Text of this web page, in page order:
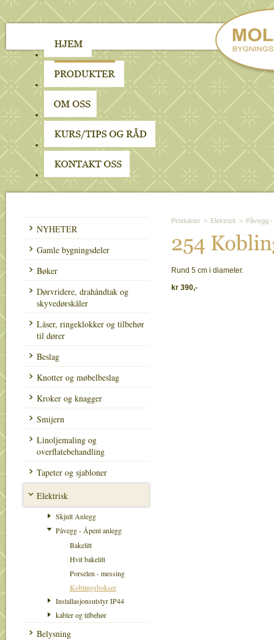
NYHETER
Gamle bygningsdeler
Bøker
Dørvridere, drahåndtak og
skyvedørskåler
Låser, ringeklokker og tilbehør
til dører
Beslag
Knotter og møbelbeslag
Kroker og knagger
Smijern
Linoljemaling og
overflatebehandling
Tapeter og sjabloner
Elektrisk
Skjult Anlegg
Påvegg - Åpent anlegg
Bakelitt
Hvit bakelitt
Porselen - messing
Koblingsbokser
Installasjonsutstyr IP44
kabler og tilbehør
Belysning
Produkter > Elektrisk > Påvegg
254
Rund 5 cm i diameter.
kr 390,-